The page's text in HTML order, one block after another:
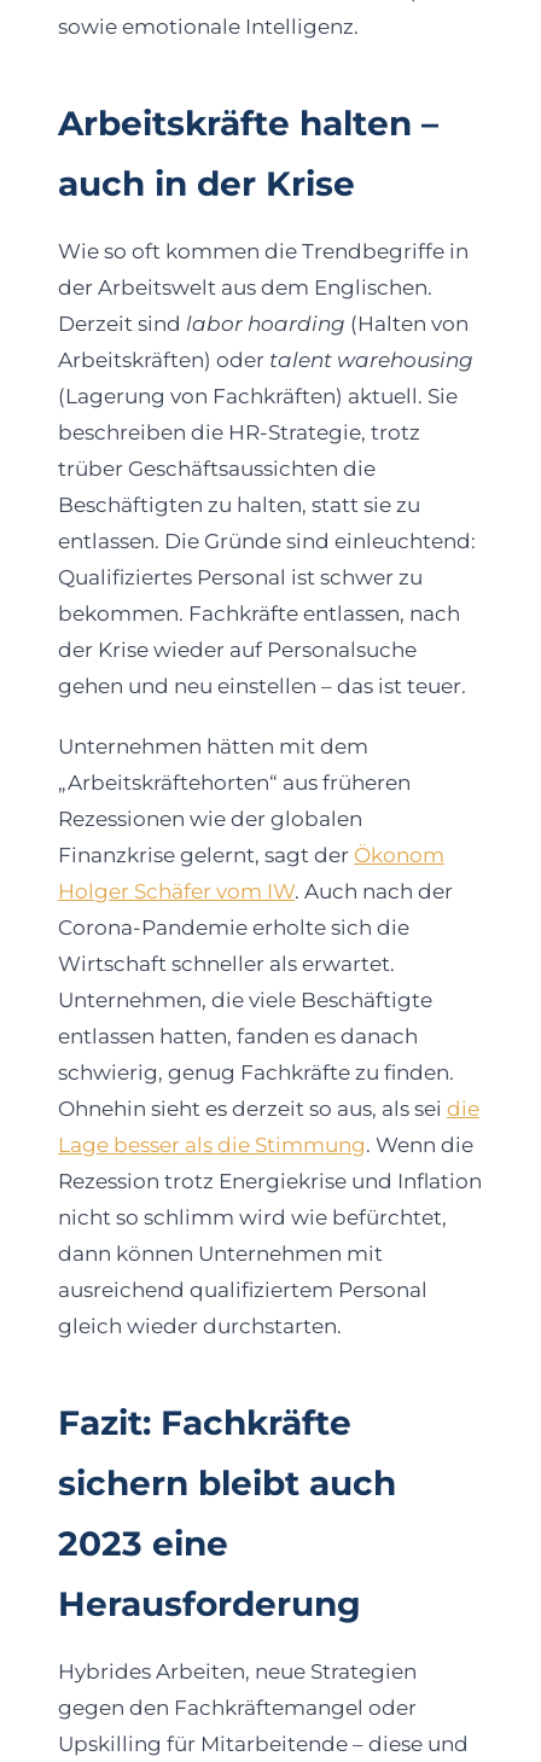
sowie emotionale Intelligenz.
Arbeitskräfte halten –
auch in der Krise
Wie so oft kommen die Trendbegriffe in
der Arbeitswelt aus dem Englischen.
Derzeit sind labor hoarding (Halten von
Arbeitskräften) oder talent warehousing
(Lagerung von Fachkräften) aktuell. Sie
beschreiben die HR-Strategie, trotz
trüber Geschäftsaussichten die
Beschäftigten zu halten, statt sie zu
entlassen. Die Gründe sind einleuchtend:
Qualifiziertes Personal ist schwer zu
bekommen. Fachkräfte entlassen, nach
der Krise wieder auf Personalsuche
gehen und neu einstellen – das ist teuer.
Unternehmen hätten mit dem
„Arbeitskräftehorten“ aus früheren
Rezessionen wie der globalen
Finanzkrise gelernt, sagt der Ökonom
Holger Schäfer vom IW. Auch nach der
Corona-Pandemie erholte sich die
Wirtschaft schneller als erwartet.
Unternehmen, die viele Beschäftigte
entlassen hatten, fanden es danach
schwierig, genug Fachkräfte zu finden.
Ohnehin sieht es derzeit so aus, als sei die
Lage besser als die Stimmung. Wenn die
Rezession trotz Energiekrise und Inflation
nicht so schlimm wird wie befürchtet,
dann können Unternehmen mit
ausreichend qualifiziertem Personal
gleich wieder durchstarten.
Fazit: Fachkräfte
sichern bleibt auch
2023 eine
Herausforderung
Hybrides Arbeiten, neue Strategien
gegen den Fachkräftemangel oder
Upskilling für Mitarbeitende – diese und